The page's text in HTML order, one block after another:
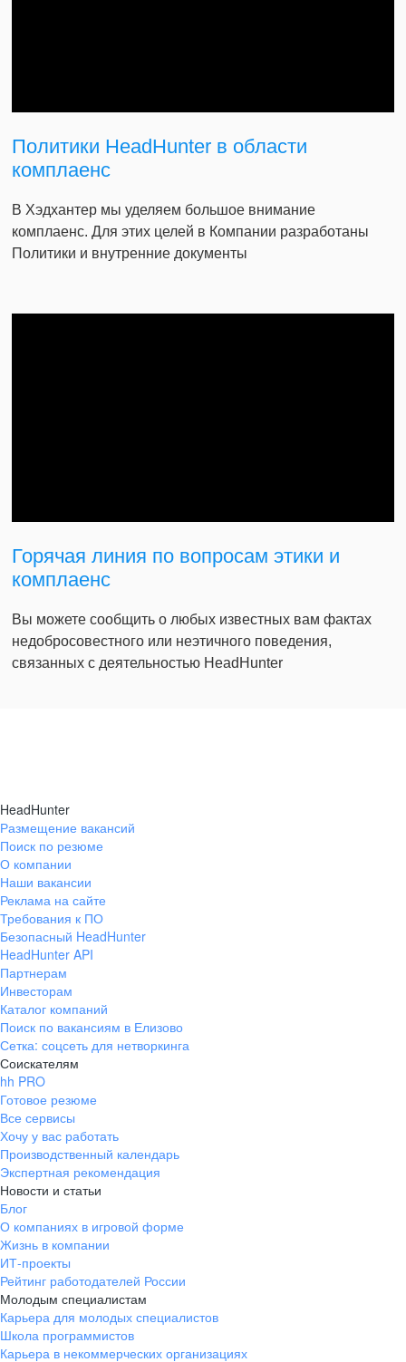
Политики HeadHunter в области
комплаенс
В Хэдхантер мы уделяем большое внимание
комплаенс. Для этих целей в Компании разработаны
Политики и внутренние документы
Горячая линия по вопросам этики и
комплаенс
Вы можете сообщить о любых известных вам фактах
недобросовестного или неэтичного поведения,
связанных с деятельностью HeadHunter
HeadHunter
Размещение вакансий
Поиск по резюме
О компании
Наши вакансии
Реклама на сайте
Требования к ПО
Безопасный HeadHunter
HeadHunter API
Партнерам
Инвесторам
Каталог компаний
Поиск по вакансиям в Елизово
Сетка: соцсеть для нетворкинга
Соискателям
hh PRO
Готовое резюме
Все сервисы
Хочу у вас работать
Производственный календарь
Экспертная рекомендация
Новости и статьи
Блог
О компаниях в игровой форме
Жизнь в компании
ИТ-проекты
Рейтинг работодателей России
Молодым специалистам
Карьера для молодых специалистов
Школа программистов
Карьера в некоммерческих организациях